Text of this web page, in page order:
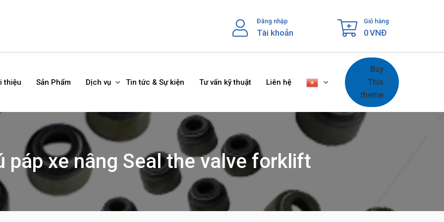
Đăng nhập
Tài khoản
Giỏ hàng
0VNĐ
thiệu Sản Phẩm Dịch vụ Tin tức & Sự kiện Tư vấn kỹ thuật Liên hệ
Buy
This
theme
páp xe nâng Seal the valve forklift